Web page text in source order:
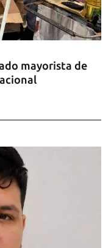
mayorista de